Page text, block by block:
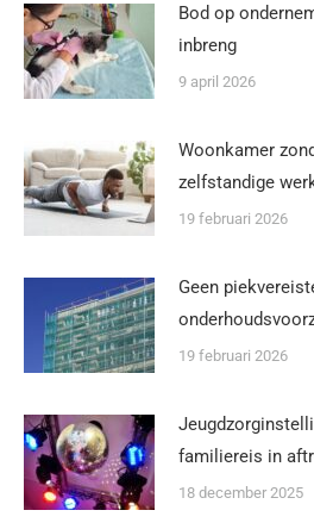
Bod op
inbreng
9 april 2026
Woonkamer
zelfstandige
19 februari 2026
Geen
19 februari 2026
familiereis in
18 december 2025